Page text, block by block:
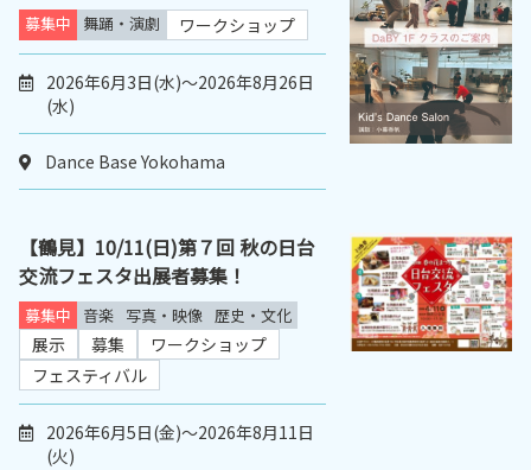
募集中 舞踊・演劇 ワークショップ
2026年6月3日(水)～2026年8月26日
(水)
Dance Base Yokohama
【鶴見】10/11(日)第７回 秋の日台
交流フェスタ出展者募集！
募集中 音楽 写真・映像 歴史・文化
展示 募集
ワークショップ
フェスティバル
2026年6月5日(金)～2026年8月11日
(火)